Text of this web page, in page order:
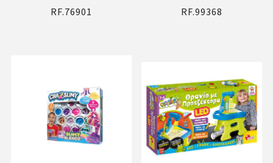
RF.76901
RF.99368